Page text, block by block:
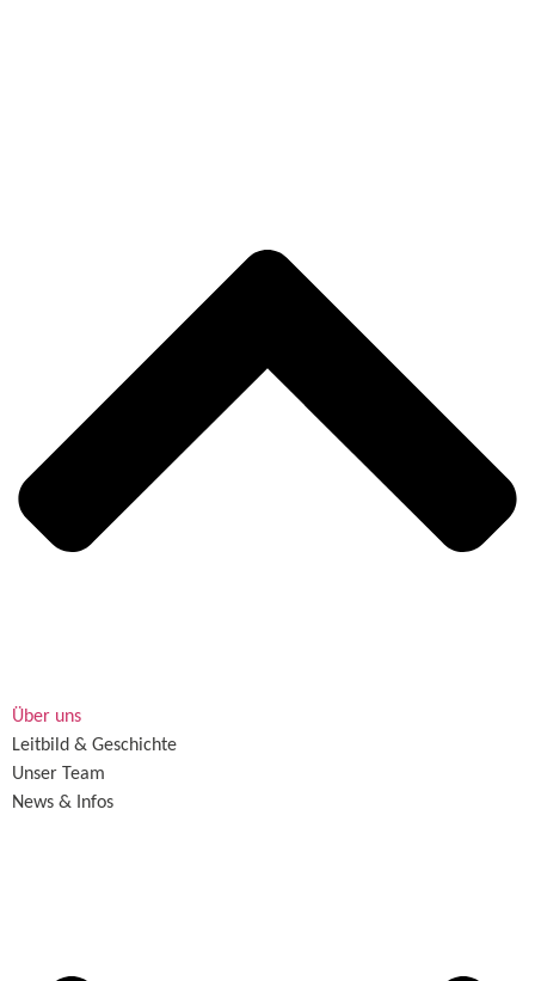
Über uns
Leitbild & Geschichte
Unser Team
News & Infos